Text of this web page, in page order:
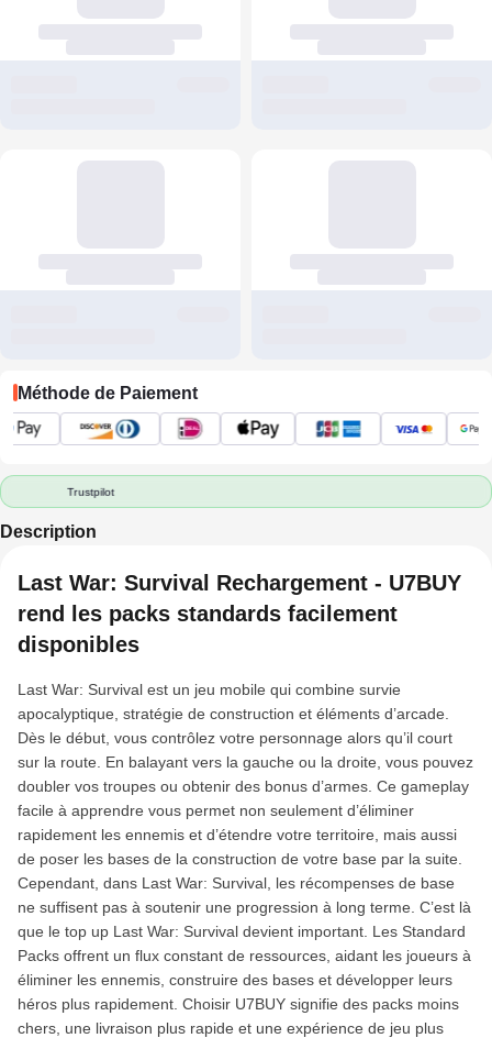
Méthode de Paiement
Trustpilot
Description
Last War: Survival Rechargement - U7BUY
rend les packs standards facilement
disponibles
Last War: Survival est un jeu mobile qui combine survie
apocalyptique, stratégie de construction et éléments d’arcade.
Dès le début, vous contrôlez votre personnage alors qu’il court
sur la route. En balayant vers la gauche ou la droite, vous pouvez
doubler vos troupes ou obtenir des bonus d’armes. Ce gameplay
facile à apprendre vous permet non seulement d’éliminer
rapidement les ennemis et d’étendre votre territoire, mais aussi
de poser les bases de la construction de votre base par la suite.
Cependant, dans Last War: Survival, les récompenses de base
ne suffisent pas à soutenir une progression à long terme. C’est là
que le top up Last War: Survival devient important. Les Standard
Packs offrent un flux constant de ressources, aidant les joueurs à
éliminer les ennemis, construire des bases et développer leurs
héros plus rapidement. Choisir U7BUY signifie des packs moins
chers, une livraison plus rapide et une expérience de jeu plus